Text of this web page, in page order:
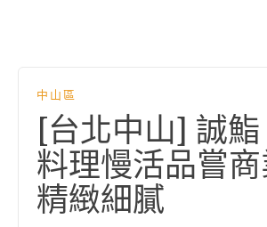
中山區
[台北中山] 誠
料理慢活品嘗
精緻細膩